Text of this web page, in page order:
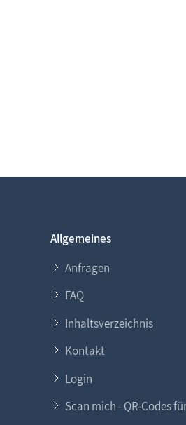
Allgemeines
Anfragen
FAQ
Inhaltsverzeichnis
Kontakt
Login
Scan mich - QR-Codes